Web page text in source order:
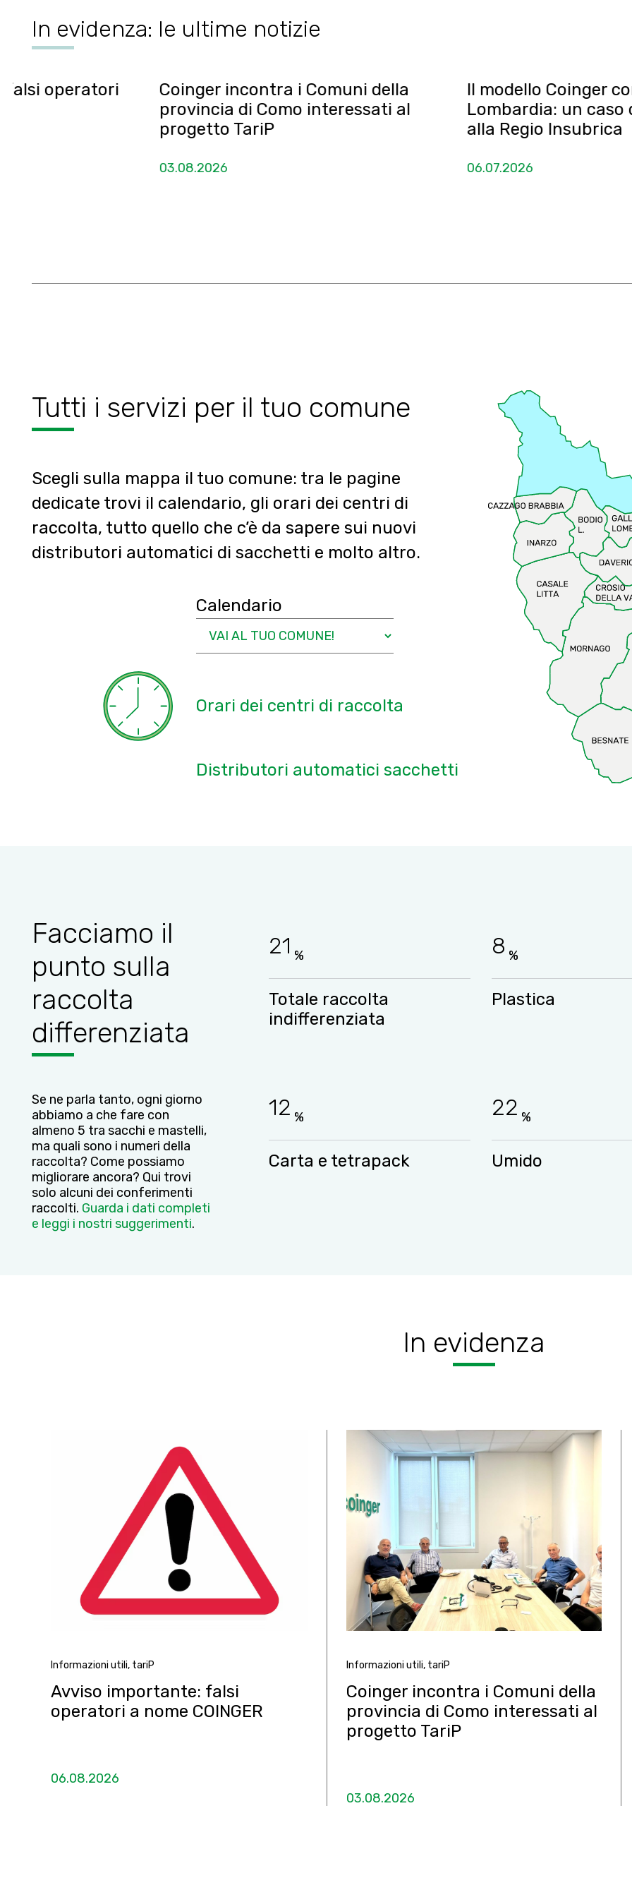
In evidenza: le ultime notizie
Coinger incontra i Comuni della
provincia di Como interessati al
progetto TariP
Il modello Coinger conquista
Lombardia: un caso di
alla Regio Insubrica
Tutti i servizi per il tuo comune
Scegli sulla mappa il tuo comune: tra le pagine
dedicate trovi il calendario, gli orari dei centri di
raccolta, tutto quello che c’è da sapere sui nuovi
distributori automatici di sacchetti e molto altro.
Calendario
Orari dei centri di raccolta
Distributori automatici sacchetti
Facciamo il
punto sulla
raccolta
differenziata
Se ne parla tanto, ogni giorno
abbiamo a che fare con
almeno 5 tra sacchi e mastelli,
ma quali sono i numeri della
raccolta? Come possiamo
migliorare ancora? Qui trovi
solo alcuni dei conferimenti
raccolti. Guarda i dati completi
e leggi i nostri suggerimenti.
21 %
Totale raccolta
indifferenziata
8 %
Plastica
12 %
Carta e tetrapack
22 %
Umido
In evidenza
Informazioni utili, tariP
Avviso importante: falsi
operatori a nome COINGER
06.08.2026
Informazioni utili, tariP
Coinger incontra i Comuni della
provincia di Como interessati al
progetto TariP
03.08.2026